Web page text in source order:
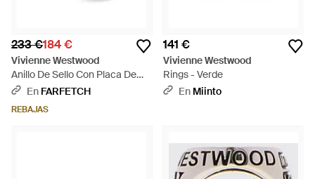
233 €184 €
Vivienne Westwood
Anillo De Sello Con Placa De
Orbe - Azul
En FARFETCH
REBAJAS
141 €
Vivienne Westwood
Rings - Verde
En Miinto